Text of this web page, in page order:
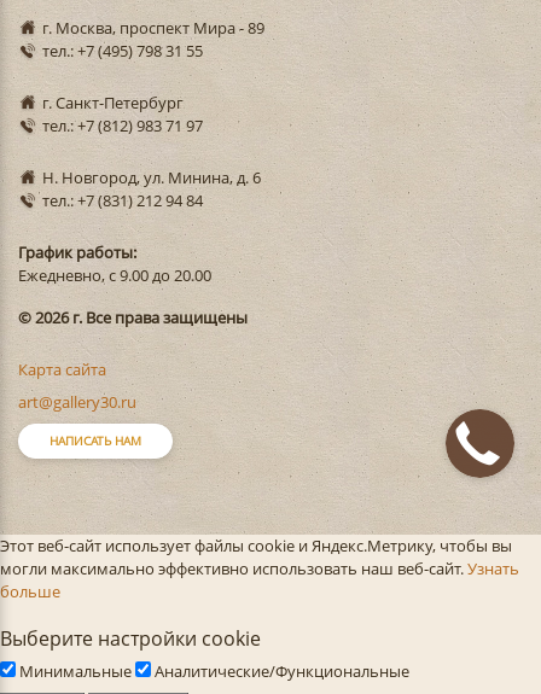
г. Москва, проспект Мира - 89
тел.: +7 (495) 798 31 55
г. Санкт-Петербург
тел.: +7 (812) 983 71 97
Н. Новгород, ул. Минина, д. 6
тел.: +7 (831) 212 94 84
График работы:
Ежедневно, с 9.00 до 20.00
© 2026 г. Все права защищены
Карта сайта
art@gallery30.ru
НАПИСАТЬ НАМ
Этот веб-сайт использует файлы cookie и Яндекс.Метрику, чтобы вы
могли максимально эффективно использовать наш веб-сайт.Узнать
больше
Выберите настройки cookie
Минимальные Аналитические/Функциональные